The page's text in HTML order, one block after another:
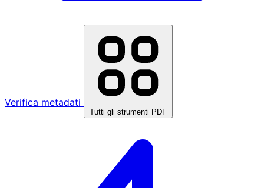
Verifica metadati
Tutti gli strumenti PDF